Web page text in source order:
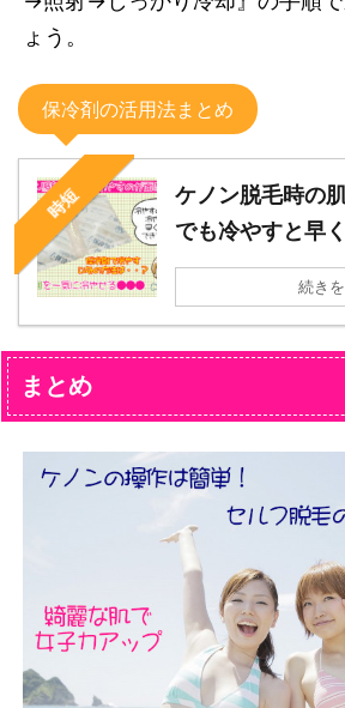
ょう。
保冷剤の活用法まとめ
時短
ケノン脱毛時の
でも冷やすと早
続き
まとめ